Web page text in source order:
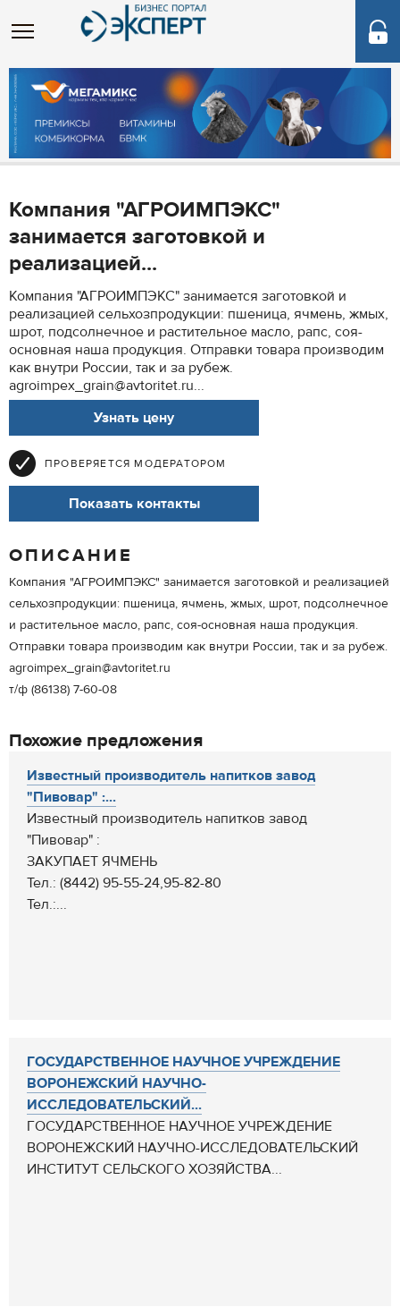
Компания "АГРОИМПЭКС"
занимается заготовкой и
реализацией...
Компания "АГРОИМПЭКС" занимается заготовкой и
реализацией сельхозпродукции: пшеница, ячмень, жмых,
шрот, подсолнечное и растительное масло, рапс, соя-
основная наша продукция. Отправки товара производим
как внутри России, так и за рубеж.
agroimpex_grain@avtoritet.ru...
Узнать цену
ПРОВЕРЯЕТСЯ МОДЕРАТОРОМ
Показать контакты
ОПИСАНИЕ
Компания "АГРОИМПЭКС" занимается заготовкой и реализацией
сельхозпродукции: пшеница, ячмень, жмых, шрот, подсолнечное
и растительное масло, рапс, соя-основная наша продукция.
Отправки товара производим как внутри России, так и за рубеж.
agroimpex_grain@avtoritet.ru
т/ф (86138) 7-60-08
Похожие предложения
Известный производитель напитков завод
"Пивовар" :...
Известный производитель напитков завод
"Пивовар" :
ЗАКУПАЕТ ЯЧМЕНЬ
Тел.: (8442) 95-55-24,95-82-80
Тел.:...
ГОСУДАРСТВЕННОЕ НАУЧНОЕ УЧРЕЖДЕНИЕ
ВОРОНЕЖСКИЙ НАУЧНО-
ИССЛЕДОВАТЕЛЬСКИЙ...
ГОСУДАРСТВЕННОЕ НАУЧНОЕ УЧРЕЖДЕНИЕ
ВОРОНЕЖСКИЙ НАУЧНО-ИССЛЕДОВАТЕЛЬСКИЙ
ИНСТИТУТ СЕЛЬСКОГО ХОЗЯЙСТВА...